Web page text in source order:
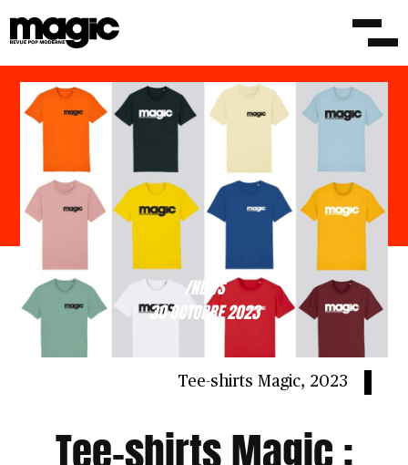
/NEWS
30 OCTOBRE 2023
Tee-shirts Magic, 2023
Tee-shirts Magic :